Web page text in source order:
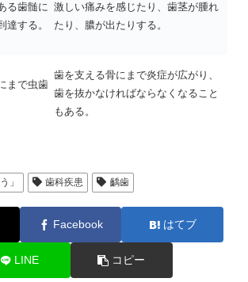
る歯髄に
達する。
激しい痛みを感じたり、歯茎が腫れ
たり、膿が出たりする。
まで虫歯
歯を支える骨にまで炎症が広がり、
歯を抜かなければならなくなること
もある。
う」 歯科疾患 齲歯
Facebook はてブ
LINE コピー